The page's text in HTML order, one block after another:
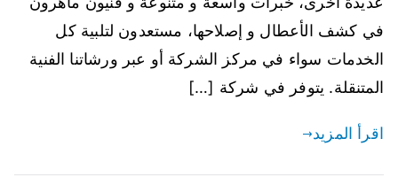
في كشف الأعطال و إصلاحها، مستعدون لتلبية كل
الخدمات سواء في مركز الشركة أو عبر ورشاتنا الفنية
المتنقلة. يتوفر في شركة […]
اقرأ المزيد